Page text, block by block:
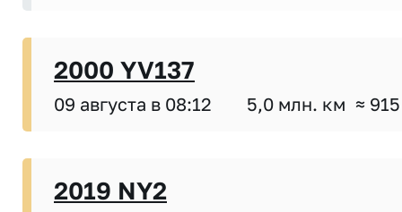
2000 YV137
09 августа в 08:12 5,0 млн. км ≈
2019 NY2